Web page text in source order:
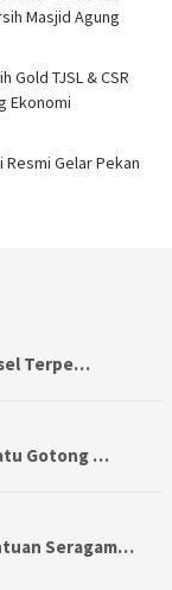
Masjid Agung
Gold TJSL & CSR
Ekonomi
Resmi Gelar Pekan
Terpe…
Gotong …
Seragam…